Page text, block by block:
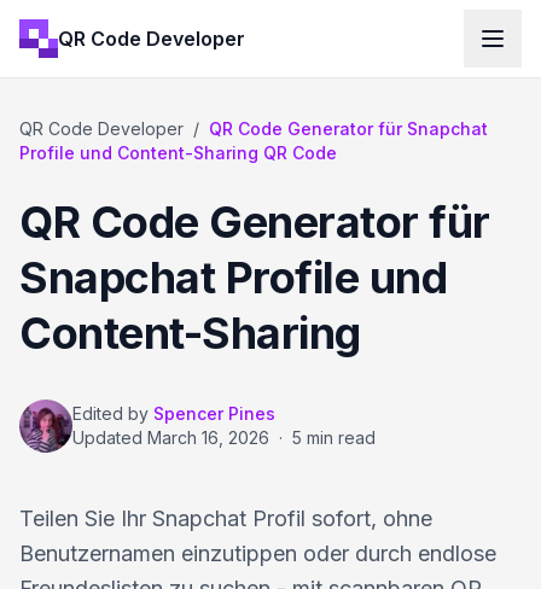
QR Code Developer
QR Code Developer / QR Code Generator für Snapchat
Profile und Content-Sharing QR Code
QR Code Generator für
Snapchat Profile und
Content-Sharing
Edited by Spencer Pines
Updated March 16, 2026 · 5 min read
Teilen Sie Ihr Snapchat Profil sofort, ohne
Benutzernamen einzutippen oder durch endlose